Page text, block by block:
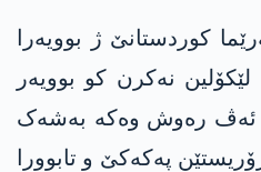
کوردستانێ ژ بوویەرا
نەکرن کو بوویەر
ئەڤ رەوش وەکە بەشەک
پەکەکێ و تابوورا